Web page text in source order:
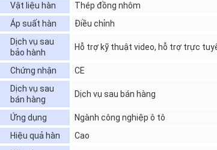
Vật liệu hàn
Thép đồng nhôm
Áp suất hàn
Điều chỉnh
Dịch vụ sau
bảo hành
Hỗ trợ kỹ thuật video, hỗ trợ trực
Chứng nhận
CE
Dịch vụ sau
bán hàng
Dịch vụ sau bán hàng
Ứng dụng
Ngành công nghiệp ô tô
Hiệu quả hàn
Cao